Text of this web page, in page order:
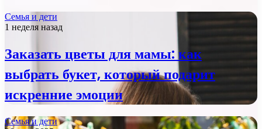
Семья и дети
1 неделя назад
Заказать цветы для мамы: как
выбрать букет, который подарит
искренние эмоции
Семья и дети